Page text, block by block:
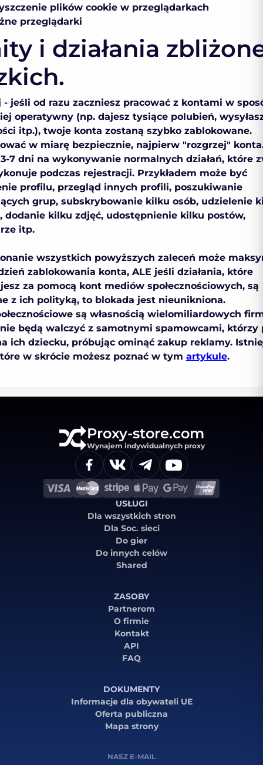
plików cookie w przeglądarkach
przeglądarki
i działania
jeśli od razu zaczniesz pracować z kontami w
operatywny (np. dajesz tysiące polubień,
itp.), twoje konta zostaną szybko zablokowane.
w miarę bezpiecznie, najpierw "rozgrzej"
7 dni na wykonywanie normalnych działań, które
podczas rejestracji. Przykładem może być
profilu, przegląd innych profili, poszukiwanie
grup, subskrybowanie kilku osób, udzielenie
dodanie kilku zdjęć, udostępnienie kilku postów,
itp.
wszystkich powyższych zaleceń może
zablokowania konta, ALE jeśli działania, które
za pomocą kont mediów społecznościowych, są
z ich polityką, to blokada jest nieunikniona.
są własnością wielomiliardowych
będą walczyć z samotnymi spamowcami, którzy
ich dziecku, próbując ominąć zakup reklamy.
w skrócie możesz poznać w tym artykule.
Proxy-store.com
Wynajem indywidualnych proxy
USŁUGI
Dla wszystkich stron
Dla Soc. sieci
Do gier
Do innych celów
Shared
ZASOBY
Partnerom
O firmie
Kontakt
API
FAQ
DOKUMENTY
Informacje dla obywateli UE
Oferta publiczna
Mapa strony
NASZ E-MAIL